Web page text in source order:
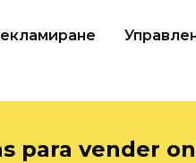
para vender